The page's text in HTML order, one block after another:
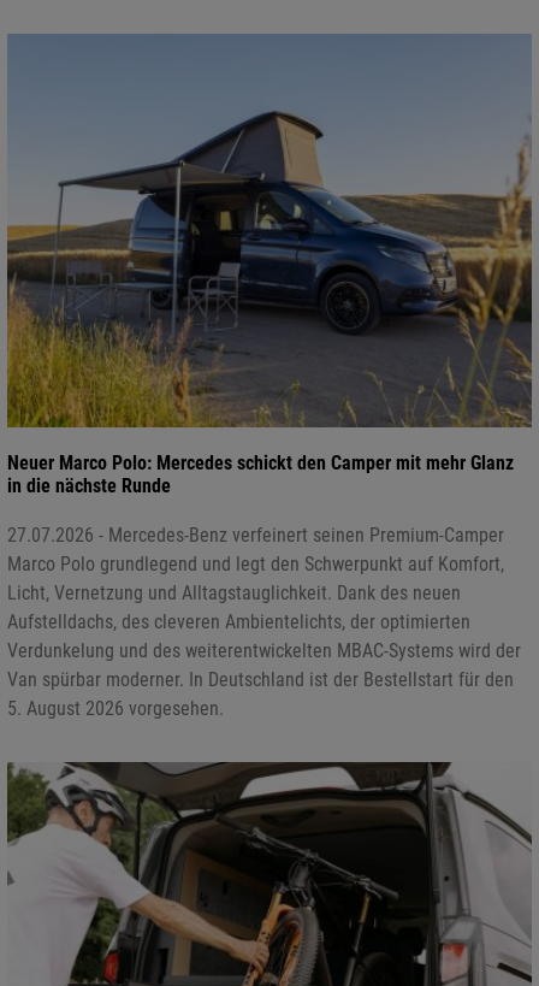
Neuer Marco Polo: Mercedes schickt den Camper mit mehr Glanz
in die nächste Runde
27.07.2026 - Mercedes-Benz verfeinert seinen Premium-Camper
Marco Polo grundlegend und legt den Schwerpunkt auf Komfort,
Licht, Vernetzung und Alltagstauglichkeit. Dank des neuen
Aufstelldachs, des cleveren Ambientelichts, der optimierten
Verdunkelung und des weiterentwickelten MBAC-Systems wird der
Van spürbar moderner. In Deutschland ist der Bestellstart für den
5. August 2026 vorgesehen.